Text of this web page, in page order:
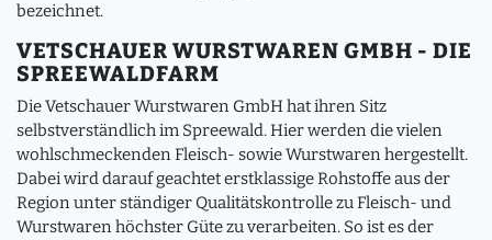
bezeichnet.
VETSCHAUER WURSTWAREN GMBH - DIE
SPREEWALDFARM
Die Vetschauer Wurstwaren GmbH hat ihren Sitz
selbstverständlich im Spreewald. Hier werden die vielen
wohlschmeckenden Fleisch- sowie Wurstwaren hergestellt.
Dabei wird darauf geachtet erstklassige Rohstoffe aus der
Region unter ständiger Qualitätskontrolle zu Fleisch- und
Wurstwaren höchster Güte zu verarbeiten. So ist es der